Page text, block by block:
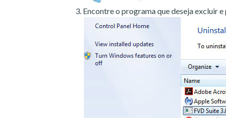
Encontre o programa que deseja excluir